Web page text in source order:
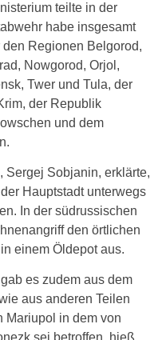
teilte in der
habe insgesamt
Regionen Belgorod,
Nowgorod, Orjol,
Twer und Tula, der
der Republik
und dem
Sergej Sobjanin, erklärte,
Hauptstadt unterwegs
In der südrussischen
den örtlichen
einem Öldepot aus.
es zudem aus dem
aus anderen Teilen
Mariupol in dem von
sei betroffen, hieß